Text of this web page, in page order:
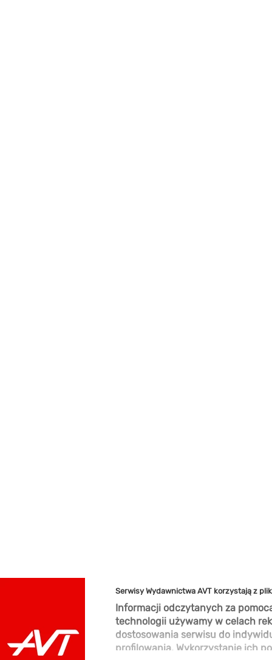
Serwisy Wydawnictwa AVT korzystają z
Informacji odczytanych za
technologii używamy w celach
dostosowania serwisu do
profilowania. Wykorzystanie ich